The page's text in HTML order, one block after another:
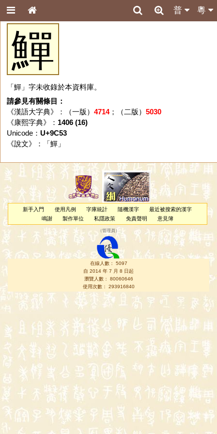
粵
普
鱓
「鱓」字未收錄於本資料庫。
請參見有關條目：
《漢語大字典》：（一版） 4714；（二版） 5030
《康熙字典》： 1406 (16)
Unicode： U+9C53
《說文》：「 鱓」
新手入門 使用凡例 字庫統計 隨機漢字
最近被搜索的漢字
鳴謝
製作單位 私隱政策 免責聲明 意見簿
（管理員 ）
在線人數： 5097
自 2014 年 7 月 8 日起
瀏覽人數： 80060646
使用次數： 293916840